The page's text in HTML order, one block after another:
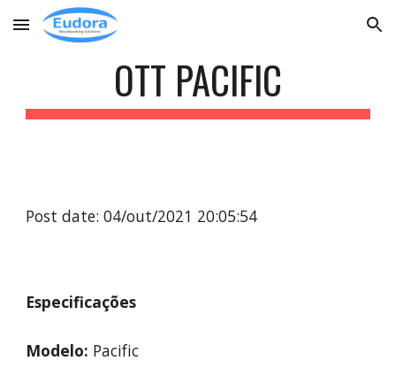
Skip to main content Skip to navigation
OTT PACIFIC
Post date: 04/out/2021 20:05:54
Especificações
Modelo: Pacific